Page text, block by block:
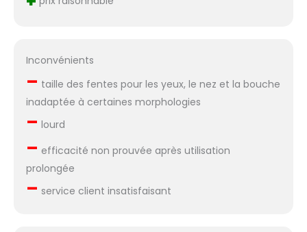
Inconvénients
– taille des fentes pour les yeux, le nez et la bouche
inadaptée à certaines morphologies
– lourd
– efficacité non prouvée après utilisation
prolongée
– service client insatisfaisant